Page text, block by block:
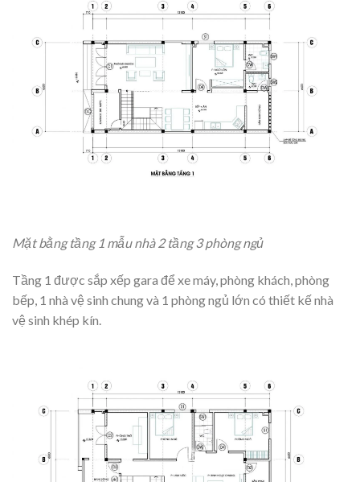
Mặt bằng tầng 1 mẫu nhà 2 tầng 3 phòng ngủ
Tầng 1 được sắp xếp gara để xe máy, phòng khách, phòng
bếp, 1 nhà vệ sinh chung và 1 phòng ngủ lớn có thiết kế nhà
vệ sinh khép kín.